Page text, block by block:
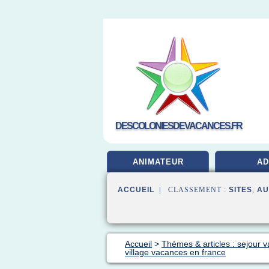
DESCOLONIESDEVACANCES.FR
ANIMATEUR
ACCUEIL | CLASSEMENT : SITES,
Accueil > Thèmes & articles : sejour
village vacances en france